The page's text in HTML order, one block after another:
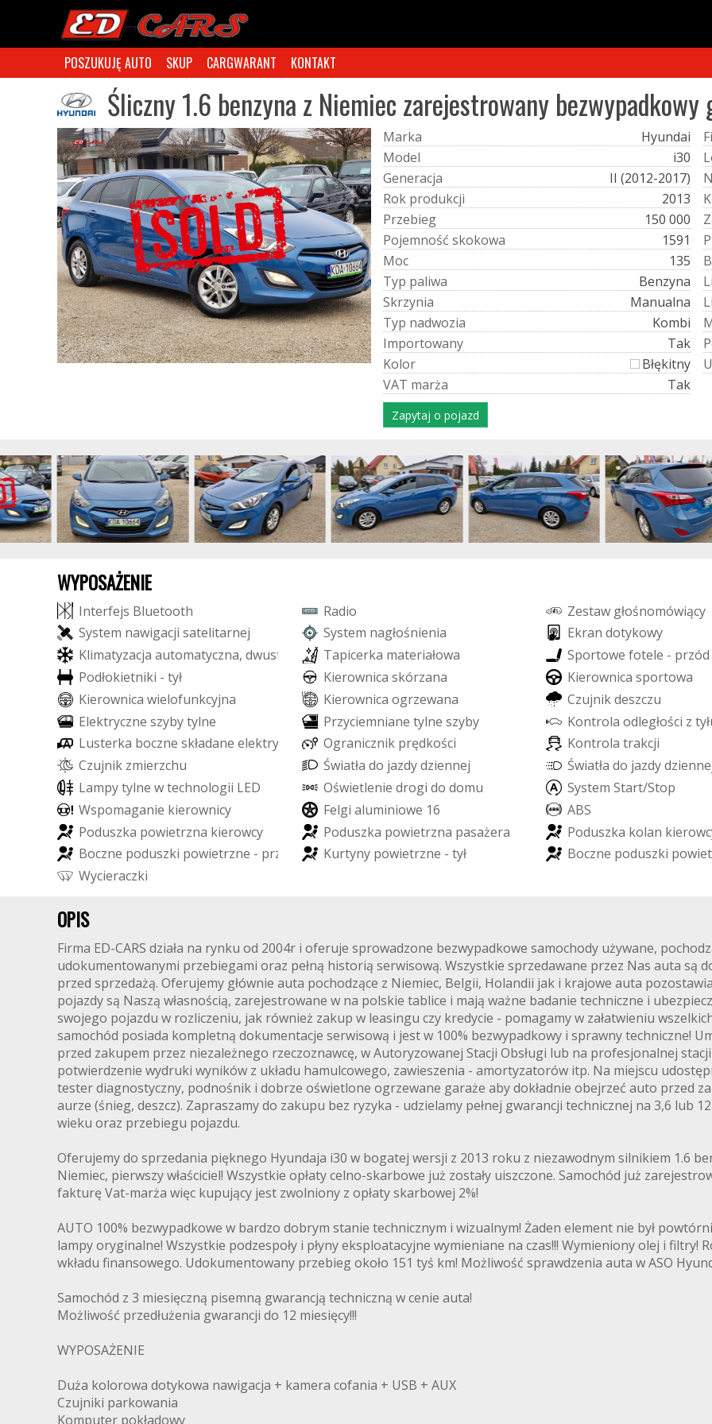
POSZUKUJĘ AUTO SKUP CARGWARANT KONTAKT
Śliczny 1.6 benzyna z Niemiec zarejestrowany bezwypadkowy
Marka
Hyundai
Model
i30
Generacja
II (2012-2017)
Rok produkcji
2013
Przebieg
150 000
Pojemność skokowa
1591
Moc
135
Typ paliwa
Benzyna
Skrzynia
Manualna
Typ nadwozia
Kombi
Importowany
Tak
Kolor
Błękitny
VAT marża Tak
Fi
L
N
K
Z
P
B
Li
Li
P
U
Zapytaj o pojazd
WYPOSAŻENIE
Interfejs Bluetooth Radio Zestaw głośnomówiący
System nawigacji satelitarnej System nagłośnienia Ekran dotykowy
Klimatyzacja automatyczna, dwust owa Tapicerka materiałowa Sportowe fotele - przód
Podłokietniki - tył Kierownica skórzana Kierownica sportowa
Kierownica wielofunkcyjna Kierownica ogrzewana Czujnikdeszczu
Elektryczne szybytylne Przyciemniane tylne szyby Kontrola odległości z tył
Lusterka boczne składane elektry e Ogranicznik prędkości Kontrola trakcji
Czujnik zmierzchu Światła do jazdy dziennej Światła do jazdydzienne
Lampytylne wtechnologii LED Oświetlenie drogi do domu System Start/Stop
Wspomaganie kierownicy Felgi aluminiowe 16 ABS
Poduszka powietrzna kierowcy Poduszka powietrzna pasażera Poduszka kolan kierowc
Boczne poduszki powietrzne - prz Kurtyny powietrzne - tył Boczne poduszki powiet
Wycieraczki
OPIS
Firma ED-CARS działa na rynku od 2004r i oferuje sprowadzone bezwypadkowe samochody używane,
udokumentowanymi przebiegami oraz pełną historią serwisową. Wszystkie sprzedawane przez Nas auta są
przed sprzedażą. Oferujemy głównie auta pochodzące z Niemiec, Belgii, Holandii jak i krajowe auta
pojazdy są Naszą własnością, zarejestrowane w na polskie tablice i mają ważne badanie techniczne i
swojego pojazdu w rozliczeniu, jak również zakup w leasingu czy kredycie - pomagamy w załatwieniu
samochód posiada kompletną dokumentacje serwisową i jest w 100% bezwypadkowy i sprawny techniczne!
przed zakupem przez niezależnego rzeczoznawcę, w Autoryzowanej Stacji Obsługi lub na profesjonalnej
potwierdzenie wydruki wyników z układu hamulcowego, zawieszenia - amortyzatorów itp. Na miejscu
tester diagnostyczny, podnośnik i dobrze oświetlone ogrzewane garaże aby dokładnie obejrzeć auto przed
aurze (śnieg, deszcz). Zapraszamy do zakupu bez ryzyka - udzielamy pełnej gwarancji technicznej na 3,6 lub
wieku oraz przebiegu pojazdu.
Oferujemy do sprzedania pięknego Hyundaja i30 w bogatej wersji z 2013 roku z niezawodnym silnikiem 1.6
Niemiec, pierwszy właściciel! Wszystkie opłaty celno-skarbowe już zostały uiszczone. Samochód już
fakturę Vat-marża więc kupujący jest zwolniony z opłaty skarbowej 2%!
AUTO 100% bezwypadkowe w bardzo dobrym stanie technicznym i wizualnym! Żaden element nie był
lampy oryginalne! Wszystkie podzespoły i płyny eksploatacyjne wymieniane na czas!!! Wymieniony olej i filtry!
wkładu finansowego. Udokumentowany przebieg około 151 tyś km! Możliwość sprawdzenia auta w ASO
Samochód z 3 miesięczną pisemną gwarancją techniczną w cenie auta!
Możliwość przedłużenia gwarancji do 12 miesięcy!!!
WYPOSAŻENIE
Duża kolorowa dotykowa nawigacja + kamera cofania + USB + AUX
Czujniki parkowania
Komputer pokładowy